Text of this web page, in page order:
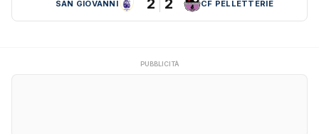
SAN GIOVANNI 2 2 CF PELLETTERIE
PUBBLICITÀ